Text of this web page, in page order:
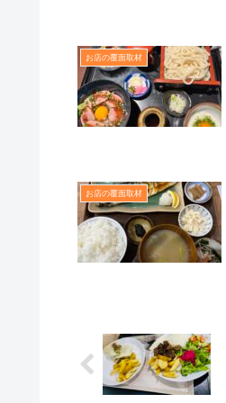
お店の覆面取材
お店の覆面取材